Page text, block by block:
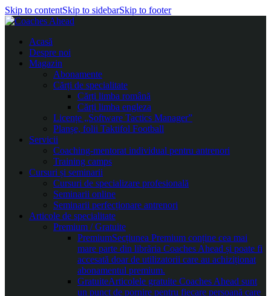
Skip to contentSkip to sidebarSkip to footer
Acasă
Despre noi
Magazin
Abonamente
Cărți de specialitate
Cărți limba română
Cărți limba engleza
Licențe „Software Tactics Manager”
Planșe, folii Taktifol Football
Servicii
Coaching-mentorat individual pentru antrenori
Training camps
Cursuri și seminarii
Cursuri de specializare profesională
Seminarii online
Seminarii perfecționare antrenori
Articole de specialitate
Premium / Gratuite
PremiumSecțiunea Premium conține cea mai
mare parte din librăria Coaches Ahead și poate fi
accesată doar de utilizatorii care au achiziționat
abonamentul premium.
GratuiteArticolele gratuite Coaches Ahead sunt
un punct de pornire pentru fiecare persoană care